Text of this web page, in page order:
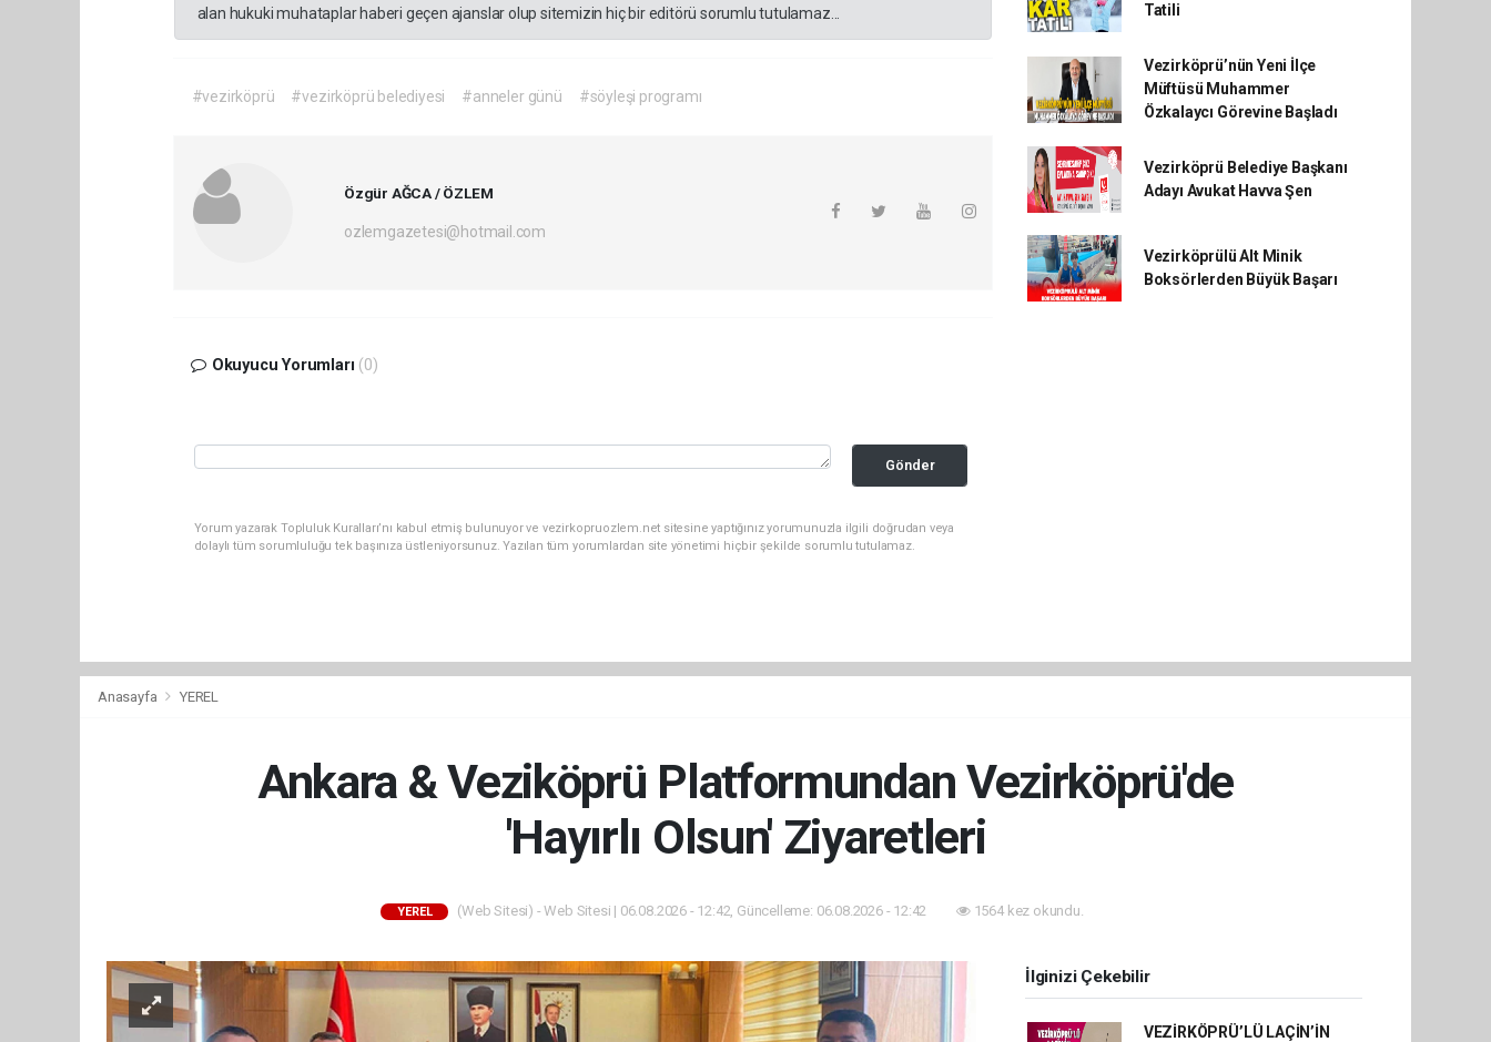
alan hukuki muhataplar haberi geçen ajanslar olup sitemizin hiç bir editörü sorumlu tutulamaz...
#vezirköprü #vezirköprü belediyesi #anneler günü #söyleşi programı
Özgür AĞCA / ÖZLEM
ozlemgazetesi@hotmail.com
Okuyucu Yorumları (0)
Gönder
Yorum yazarak Topluluk Kuralları’nı kabul etmiş bulunuyor ve vezirkopruozlem.net sitesine yaptığınız yorumunuzla ilgili doğrudan veya
dolaylı tüm sorumluluğu tek başınıza üstleniyorsunuz. Yazılan tüm yorumlardan site yönetimi hiçbir şekilde sorumlu tutulamaz.
Tatili
Vezirköprü’nün Yeni İlçe
Müftüsü Muhammer
Özkalaycı Görevine Başladı
Vezirköprü Belediye Başkanı
Adayı Avukat Havva Şen
Vezirköprülü Alt Minik
Boksörlerden Büyük Başarı
Anasayfa YEREL
Ankara & Veziköprü Platformundan Vezirköprü'de
'Hayırlı Olsun' Ziyaretleri
YEREL (Web Sitesi) - Web Sitesi | 06.08.2026 - 12:42, Güncelleme: 06.08.2026 - 12:42 1564 kez okundu.
İlginizi Çekebilir
VEZİRKÖPRÜ’LÜ LAÇİN’İN